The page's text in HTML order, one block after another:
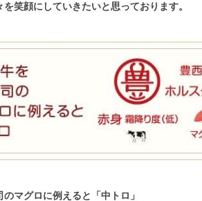
笑顔にしていきたいと思っております。
マグロに例えると「中トロ」